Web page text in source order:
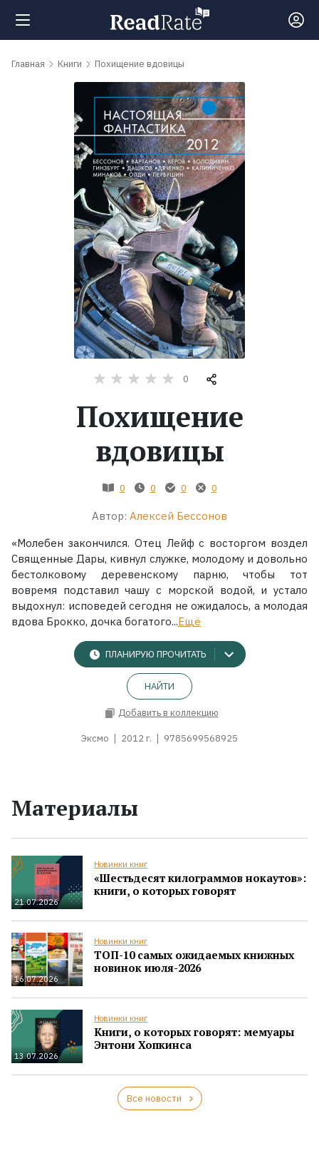
Поиск
Рейтинги
обсуждаемые
Экранизации
Главная Книги Похищение вдовицы
0
Похищение
вдовицы
0 0 0 0
Автор: Алексей Бессонов
«Молебен закончился. Отец Лейф с восторгом воздел
Священные Дары, кивнул служке, молодому и довольно
бестолковому деревенскому парню, чтобы тот
вовремя подставил чашу с морской водой, и устало
выдохнул: исповедей сегодня не ожидалось, а молодая
вдова Брокко, дочка богатого...Ещё
ПЛАНИРУЮ ПРОЧИТАТЬ
НАЙТИ
Добавить в коллекцию
Эксмо 2012 г. 9785699568925
Материалы
21.07.2026
Новинки книг
«Шестьдесят килограммов нокаутов»:
книги, о которых говорят
16.07.2026
Новинки книг
ТОП-10 самых ожидаемых книжных
новинок июля-2026
13.07.2026
Новинки книг
Книги, о которых говорят: мемуары
Энтони Хопкинса
Все новости